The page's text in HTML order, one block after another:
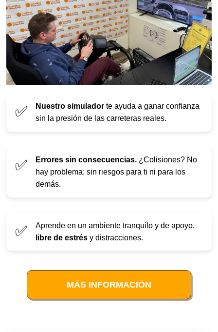
✅ Nuestro simulador te ayuda a ganar confianza
sin la presión de las carreteras reales.
✅ Errores sin consecuencias. ¿Colisiones? No
hay problema: sin riesgos para ti ni para los
demás.
✅
Aprende en un ambiente tranquilo y de apoyo,
libre de estrés y distracciones.
MÁS INFORMACIÓN